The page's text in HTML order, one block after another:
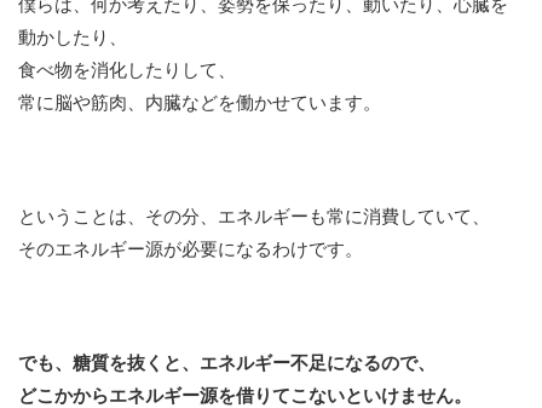
僕らは、何か考えたり、姿勢を保ったり、動いたり、心臓を
動かしたり、
食べ物を消化したりして、
常に脳や筋肉、内臓などを働かせています。
ということは、その分、エネルギーも常に消費していて、
そのエネルギー源が必要になるわけです。
でも、糖質を抜くと、エネルギー不足になるので、
どこかからエネルギー源を借りてこないといけません。